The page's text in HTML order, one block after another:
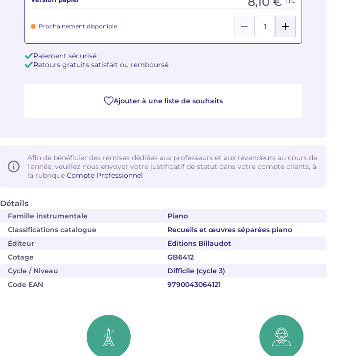
Détails
Famille instrumentale
Piano
Classifications catalogue
Recueils et œuvres séparées piano
Éditeur
Éditions Billaudot
Cotage
GB6412
Cycle / Niveau
Difficile (cycle 3)
Code EAN
9790043064121
Prochainement disponible
Paiement sécurisé
Retours gratuits satisfait ou remboursé
Ajouter à une liste de souhaits
Afin de bénéficier des remises dédiées aux professeurs et aux revendeurs au cours de
l'année, veuillez nous envoyer votre justificatif de statut dans votre compte clients, à
la rubrique Compte Professionnel